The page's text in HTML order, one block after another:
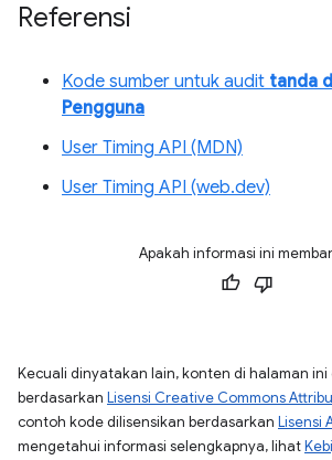
Referensi
Kode sumber untuk audit tanda
Pengguna
User Timing API (MDN)
User Timing API (web.dev)
Apakah informasi ini
Kecuali dinyatakan lain, konten di halaman ini
berdasarkan Lisensi Creative Commons
contoh kode dilisensikan berdasarkan Lisensi
mengetahui informasi selengkapnya, lihat